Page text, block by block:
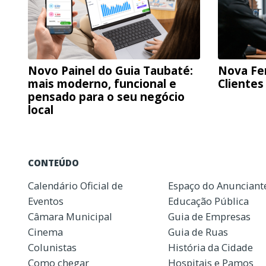
Novo Painel do Guia Taubaté:
mais moderno, funcional e
pensado para o seu negócio
local
Nova
Clientes
CONTEÚDO
Calendário Oficial de
Eventos
Câmara Municipal
Cinema
Colunistas
Como chegar
Espaço do
Educação Pública
Guia de Empresas
Guia de Ruas
História da Cidade
Hospitais e Pamos